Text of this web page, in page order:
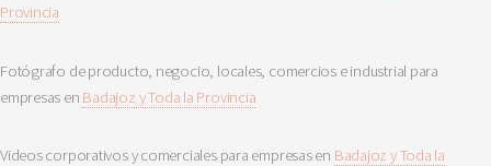
Provincia
Fotógrafo de producto, negocio, locales, comercios e industrial para
empresas en Badajoz y Toda la Provincia
Videos corporativos y comerciales para empresas en Badajoz y Toda la